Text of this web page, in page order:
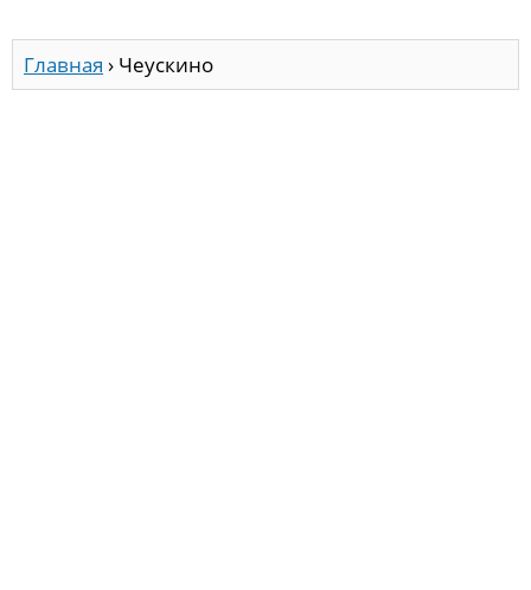
Главная › Чеускино